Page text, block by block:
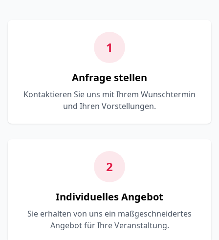
1
Anfrage stellen
Kontaktieren Sie uns mit Ihrem Wunschtermin
und Ihren Vorstellungen.
2
Individuelles Angebot
Sie erhalten von uns ein maßgeschneidertes
Angebot für Ihre Veranstaltung.